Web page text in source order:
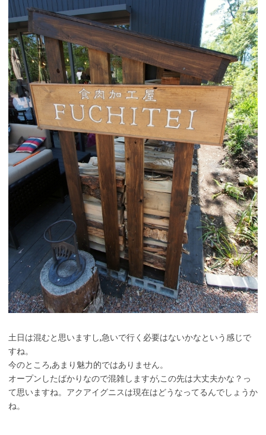
土日は混むと思いますし,急いで行く必要はないかなという感じで
すね。
今のところ,あまり魅力的ではありません。
オープンしたばかりなので混雑しますが,この先は大丈夫かな？っ
て思いますね。アクアイグニスは現在はどうなってるんでしょうか
ね。